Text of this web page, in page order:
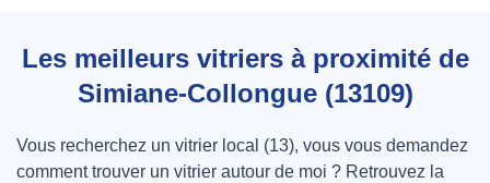
Les meilleurs vitriers à proximité de
Simiane-Collongue (13109)
Vous recherchez un vitrier local (13), vous vous demandez
comment trouver un vitrier autour de moi ? Retrouvez la